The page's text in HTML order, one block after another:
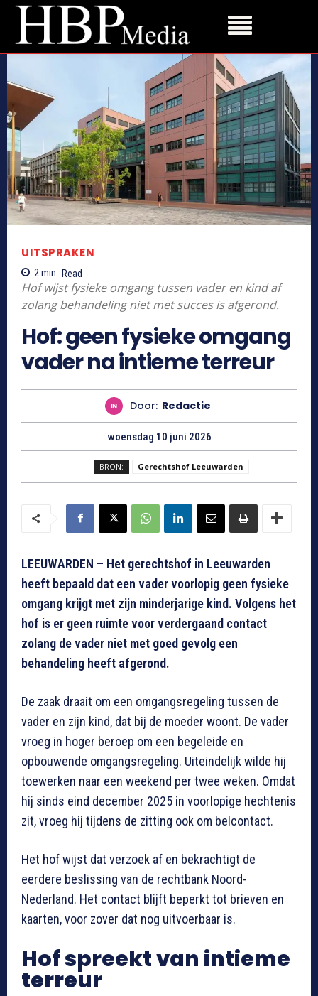
UITSPRAKEN
2min. Read
Hof wijst fysieke omgang tussen vader en kind af
zolang behandeling niet met succes is afgerond.
Hof: geen fysieke omgang
vader na intieme terreur
Door: Redactie
woensdag 10 juni 2026
BRON: Gerechtshof Leeuwarden
LEEUWARDEN – Het gerechtshof in Leeuwarden
heeft bepaald dat een vader voorlopig geen fysieke
omgang krijgt met zijn minderjarige kind. Volgens het
hof is er geen ruimte voor verdergaand contact
zolang de vader niet met goed gevolg een
behandeling heeft afgerond.
De zaak draait om een omgangsregeling tussen de
vader en zijn kind, dat bij de moeder woont. De vader
vroeg in hoger beroep om een begeleide en
opbouwende omgangsregeling. Uiteindelijk wilde hij
toewerken naar een weekend per twee weken. Omdat
hij sinds eind december 2025 in voorlopige hechtenis
zit, vroeg hij tijdens de zitting ook om belcontact.
Het hof wijst dat verzoek af en bekrachtigt de
eerdere beslissing van de rechtbank Noord-
Nederland. Het contact blijft beperkt tot brieven en
kaarten, voor zover dat nog uitvoerbaar is.
Hof spreekt van intieme
terreur